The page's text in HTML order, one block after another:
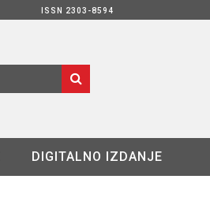
ISSN 2303-8594
DIGITALNO IZDANJE